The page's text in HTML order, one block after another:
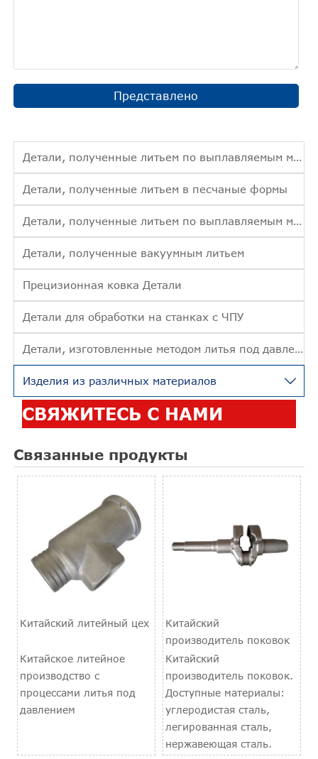
Представлено
Детали, полученные литьем по выплавляемым моделям
Детали, полученные литьем в песчаные формы
Детали, полученные литьем по выплавляемым моделям
Детали, полученные вакуумным литьем
Прецизионная ковка Детали
Детали для обработки на станках с ЧПУ
Детали, изготовленные методом литья под давлением
Изделия из различных материалов 
СВЯЖИТЕСЬ С НАМИ
Связанные продукты
Китайский литейный цех
Китайское литейное
производство с
процессами литья под
давлением
Китайский
производитель поковок
Китайский
производитель поковок.
Доступные материалы:
углеродистая сталь,
легированная сталь,
нержавеющая сталь.